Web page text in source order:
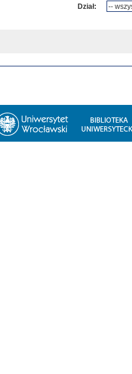
Dział: